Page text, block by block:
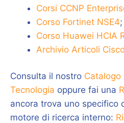
Corsi CCNP
Corso Fortinet NSE4;
Corso Huawei HCIA
Archivio Articoli
Consulta il nostro Catalogo
Tecnologia oppure fai una
ancora trova uno specifico
motore di ricerca interno: